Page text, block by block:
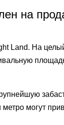
на
Land. На
могут